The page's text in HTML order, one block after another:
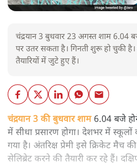
चंद्रयान 3 बुधवार 23 अगस्त शाम 6.04
पर उतर सकता है। गिनती शुरू हो चुकी है।
तैयारियों में जुटे हुए हैं।
चंद्रयान 3 की बुधवार शाम 6.04 बजे
में सीधा प्रसारण होगा। देशभर में
गया है। अंतरिक्ष प्रेमी इसे क्रिकेट मैच
सेलिब्रेट करने की तैयारी कर रहे हैं।